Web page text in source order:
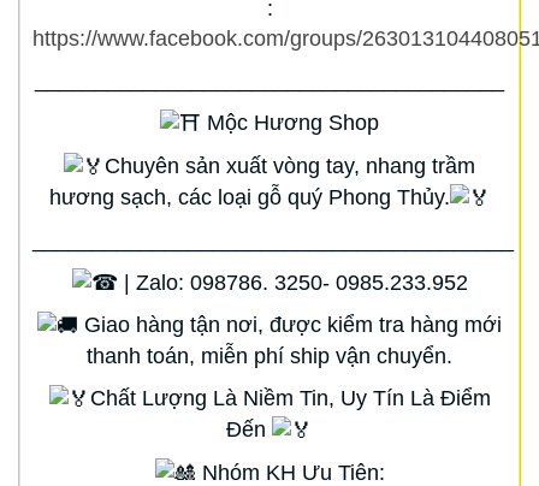
:
https://www.facebook.com/groups/
Mộc Hương Shop
Chuyên sản xuất vòng tay, nhang trầm
hương sạch, các loại gỗ quý Phong Thủy.
| Zalo: 098786. 3250- 0985.233.952
Giao hàng tận nơi, được kiểm tra hàng mới
thanh toán, miễn phí ship vận chuyển.
Chất Lượng Là Niềm Tin, Uy Tín Là Điểm
Đến
Nhóm KH Ưu Tiên: